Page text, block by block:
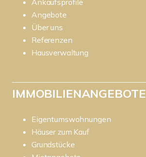
Ankaufsprofile
Angebote
Über uns
Referenzen
Hausverwaltung
IMMOBILIENANGEBOTE
Eigentumswohnungen
Häuser zum Kauf
Grundstücke